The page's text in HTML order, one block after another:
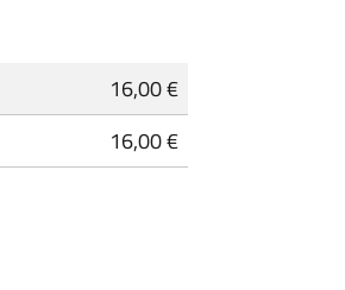
16,00 €
16,00 €